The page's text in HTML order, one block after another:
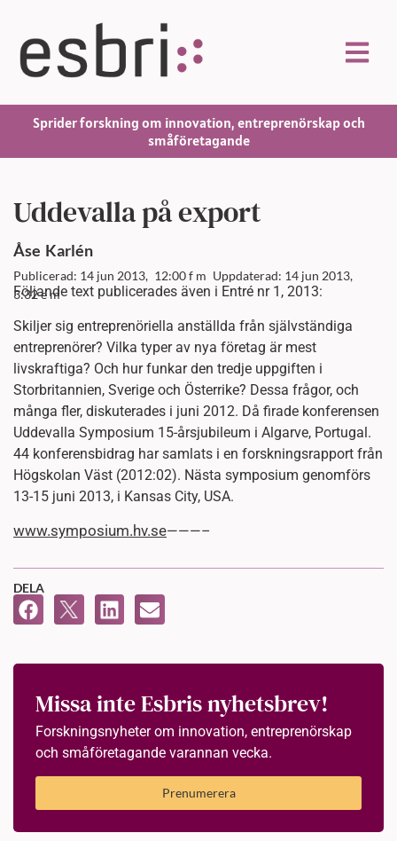
Sprider forskning om innovation, entreprenörskap och
småföretagande
Uddevalla på export
Åse Karlén
Publicerad: 14 jun 2013, 12:00 f m Uppdaterad: 14 jun 2013,
3:32 e m
Följande text publicerades även i Entré nr 1, 2013:
Skiljer sig entreprenöriella anställda från självständiga
entreprenörer? Vilka typer av nya företag är mest
livskraftiga? Och hur funkar den tredje uppgiften i
Storbritannien, Sverige och Österrike? Dessa frågor, och
många fler, diskuterades i juni 2012. Då firade konferensen
Uddevalla Symposium 15-årsjubileum i Algarve, Portugal.
44 konferensbidrag har samlats i en forskningsrapport från
Högskolan Väst (2012:02). Nästa symposium genomförs
13-15 juni 2013, i Kansas City, USA.
www.symposium.hv.se———–
DELA
Missa inte Esbris nyhetsbrev!
Forskningsnyheter om innovation, entreprenörskap
och småföretagande varannan vecka.
Prenumerera